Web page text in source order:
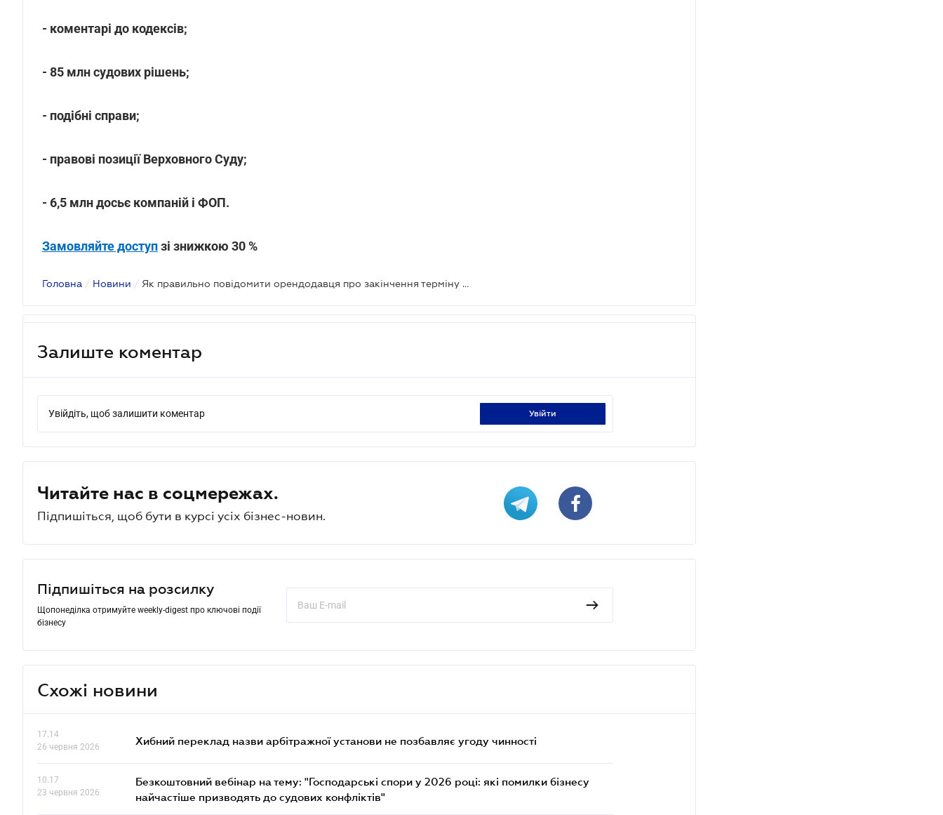
- коментарі до кодексів;
- 85 млн судових рішень;
- подібні справи;
- правові позиції Верховного Суду;
- 6,5 млн досьє компаній і ФОП.
Замовляйте доступзі знижкою 30 %
Головна / Новини / Як правильно повідомити орендодавця про закінчення терміну дії договору: ВС
Залиште коментар
Увійдіть, щоб залишити коментар увійти
Читайте нас в соцмережах.
Підпишіться, щоб бути в курсі усіх бізнес-новин.
Підпишіться на розсилку
Щопонеділка отримуйте weekly-digest про ключові події
бізнесу
Схожі новини
17.14
26 червня 2026
Хибний переклад назви арбітражної установи не позбавляє угоду чинності
10.17
23 червня 2026
Безкоштовний вебінар на тему: "Господарські спори у 2026 році: які помилки бізнесу
найчастіше призводять до судових конфліктів"